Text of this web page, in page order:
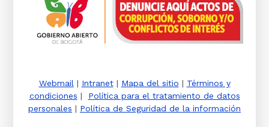
Webmail | Intranet| Mapa del sitio | Términos y
condiciones | Política para el tratamiento de datos
personales | Política de Seguridad de la información